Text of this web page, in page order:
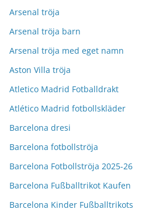
Arsenal tröja
Arsenal tröja barn
Arsenal tröja med eget namn
Aston Villa tröja
Atletico Madrid Fotballdrakt
Atlético Madrid fotbollskläder
Barcelona dresi
Barcelona fotbollströja
Barcelona Fotbollströja 2025-26
Barcelona Fußballtrikot Kaufen
Barcelona Kinder Fußballtrikots